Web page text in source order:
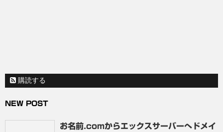
購読する
NEW POST
お名前.comからエックスサーバーへドメイ